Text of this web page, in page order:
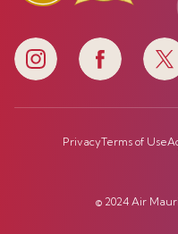
PrivacyTerms of Use
© 2024 Air